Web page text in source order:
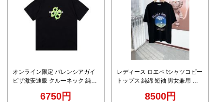
オンライン限定 バレンシアガイ
ビザ激安通販 クルーネック 純綿
袖 ブラック6750円
レディース ロエベ tシャツコピー
トップス 純綿 短袖 男女兼用 柔
8500円